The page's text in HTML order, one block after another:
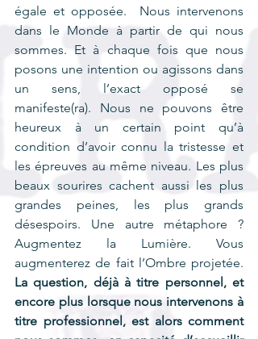
égale et opposée.  Nous intervenons
dans le Monde à partir de qui nous
sommes. Et à chaque fois que nous
posons une intention ou agissons dans
un sens, l’exact opposé se
manifeste(ra). Nous ne pouvons être
heureux à un certain point qu’à
condition d’avoir connu la tristesse et
les épreuves au même niveau. Les plus
beaux sourires cachent aussi les plus
grandes peines, les plus grands
désespoirs. Une autre métaphore ?
Augmentez la Lumière. Vous
La question, déjà à titre personnel, et
encore plus lorsque nous intervenons à
titre professionnel, est alors comment